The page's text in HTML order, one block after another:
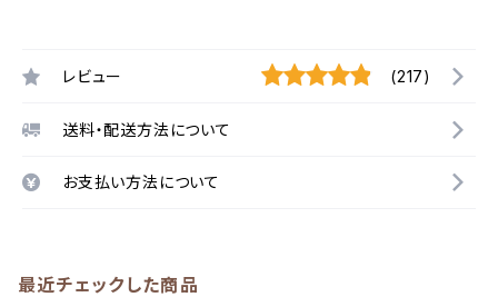
レビュー (217)
送料・配送方法について
お支払い方法について
最近チェックした商品